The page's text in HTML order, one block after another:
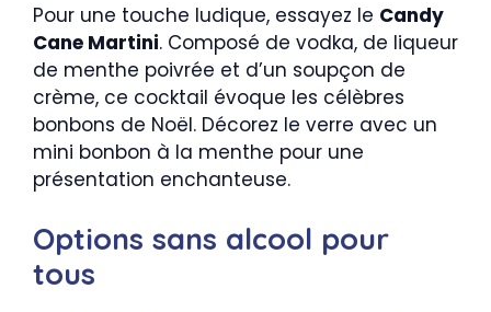
Pour une touche ludique, essayez le Candy
Cane Martini. Composé de vodka, de liqueur
de menthe poivrée et d’un soupçon de
crème, ce cocktail évoque les célèbres
bonbons de Noël. Décorez le verre avec un
mini bonbon à la menthe pour une
présentation enchanteuse.
Options sans alcool pour
tous